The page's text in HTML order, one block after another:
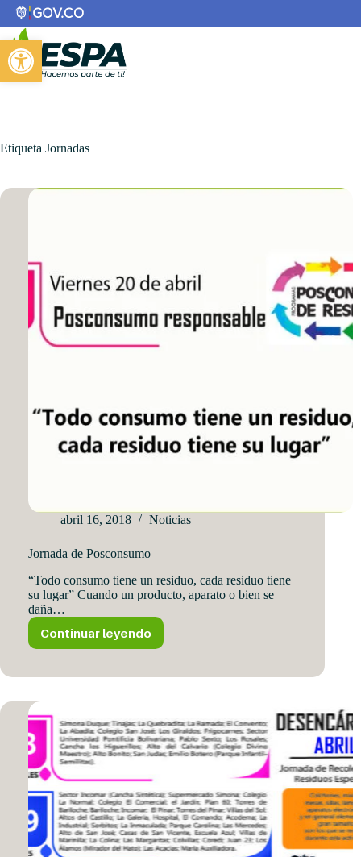
Abrir barra de herramientas
Saltar
contenido
Etiqueta Jornadas
abril 16, 2018 Noticias
Jornada de Posconsumo
“Todo consumo tiene un residuo, cada residuo tiene
su lugar” Cuando un producto, aparato o bien se
daña…
Continuar leyendo
Jornada
de